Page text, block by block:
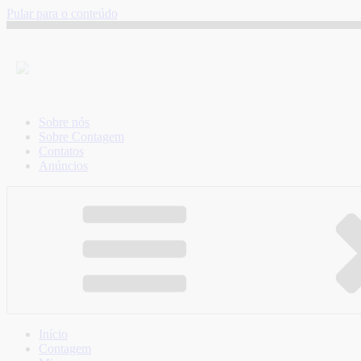
Pular para o conteúdo
Sobre nós
Sobre Contagem
Contatos
Anúncios
Início
Contagem